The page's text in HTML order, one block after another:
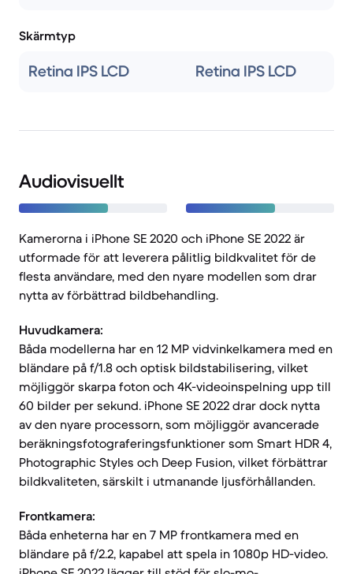
Skärmtyp
Retina IPS LCD Retina IPS LCD
Audiovisuellt
Kamerorna i iPhone SE 2020 och iPhone SE 2022 är
utformade för att leverera pålitlig bildkvalitet för de
flesta användare, med den nyare modellen som drar
nytta av förbättrad bildbehandling.
Huvudkamera:
Båda modellerna har en 12 MP vidvinkelkamera med en
bländare på f/1.8 och optisk bildstabilisering, vilket
möjliggör skarpa foton och 4K-videoinspelning upp till
60 bilder per sekund. iPhone SE 2022 drar dock nytta
av den nyare processorn, som möjliggör avancerade
beräkningsfotograferingsfunktioner som Smart HDR 4,
Photographic Styles och Deep Fusion, vilket förbättrar
bildkvaliteten, särskilt i utmanande ljusförhållanden.
Frontkamera:
Båda enheterna har en 7 MP frontkamera med en
bländare på f/2.2, kapabel att spela in 1080p HD-video.